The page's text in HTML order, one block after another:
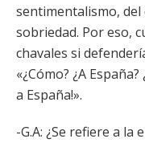
sentimentalismo,
sobriedad. Por eso,
chavales si
«¿Cómo? ¿A
a España!».
-G.A: ¿Se refiere a la